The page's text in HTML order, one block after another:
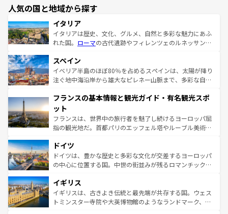
人気の国と地域から探す
イタリア
イタリアは歴史、文化、グルメ、自然と多彩な魅力にあふ
れた国。 ローマの古代遺跡やフィレンツェのルネッサンス
ろん、トスカーナの美しい田園風景やアマルフィ海岸の絶
景など、自然景観も見逃せない。観光の合間には、本場の
ピザやパスタなど、絶品のイタリア料理を堪能することも
ませてくれるイタリアで、忘れられない旅をしてみよう！
なお、新着のイタリア情報は
しい。
スペイン
イベリア半島のほぼ80％を占めるスペインは、太陽が降り
注ぐ地中海沿岸から雄大なピレネー山脈まで、多彩な自然
文化が根付くこの国では、情熱的なフラメンコ、熱気あふ
れる闘牛、そして美味しいタパスが生活の一部となってい
る。首都マドリードの洗練された雰囲気や、バルセロナの
アートに溢れた街角から、地方では古代ローマ遺跡や中世
せる。地方によって風土や気候が異なるスペインはその個
性で訪れる人を魅了する。 なお、新着のスペイン情報は コ
ンテンツ一覧を参照してほしい。
フランスの基本情報と観光ガイド・有名観光スポ
ット
フランスは、世界中の旅行者を魅了し続けるヨーロッパ屈
指の観光地だ。首都パリのエッフェル塔やルーブル美術館
で、幅広い魅力が詰まっている。華麗な宮殿、歴史的な大
聖堂、美しいビーチ、そして豊かな自然が、訪れる者を心
から魅了する。また、フランスは美食の国としても知ら
いる。シャンパンの発祥地であるランス、プロヴァンスの
香り高いラベンダー畑など、多彩な楽しみ方が可能だ。さ
らに、パリ以外の地域にも魅力が溢れており、どの街角に
ドイツ
ドイツは、豊かな歴史と多彩な文化が交差するヨーロッパ
の中心に位置する国。中世の街並みが残るロマンチック街
顔を持つこの国は、どこを歩いても飽きることがない。ベ
ルリンの文化的活気、バイエルン州のアルプスの絶景、そ
してライン川沿いのワイン畑といった風景は必見。ビール
イギリス
イギリスは、古きよき伝統と最先端が共存する国。ウェス
トミンスター寺院や大英博物館のようなランドマーク、歴